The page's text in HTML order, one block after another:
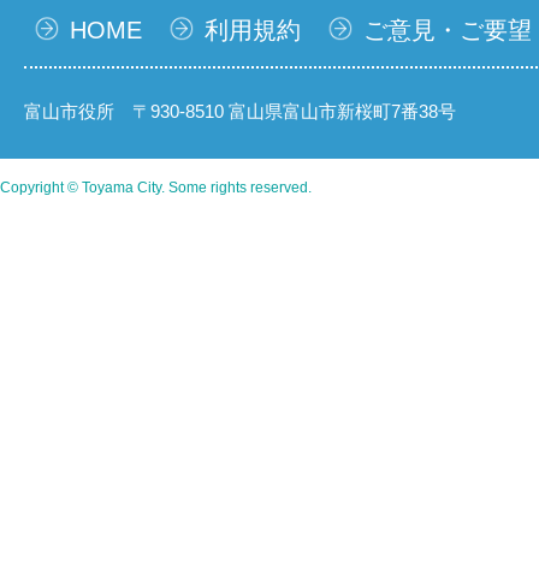
HOME 利用規約 ご意見・ご要望
富山市役所 〒930-8510 富山県富山市新桜町7番38号
Copyright © Toyama City. Some rights reserved.